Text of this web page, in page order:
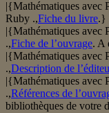
|{Mathématiques avec
Ruby .,Fiche du livre.}
|{Mathématiques avec
.,Fiche de l’ouvrage. A
|{Mathématiques avec
.,Description de
|{Mathématiques avec
.,Références de
bibliothèques de votre